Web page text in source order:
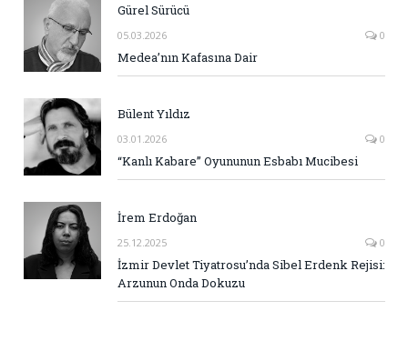
Gürel Sürücü
05.03.2026 0
Medea’nın Kafasına Dair
Bülent Yıldız
03.01.2026 0
“Kanlı Kabare” Oyununun Esbabı Mucibesi
İrem Erdoğan
25.12.2025 0
İzmir Devlet Tiyatrosu’nda Sibel Erdenk Rejisi:
Arzunun Onda Dokuzu